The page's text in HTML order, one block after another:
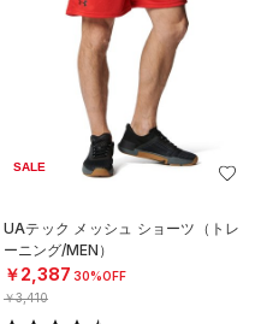
SALE
UAテック メッシュ ショーツ（トレ
ーニング/MEN）
￥2,387 30%OFF
￥3,410